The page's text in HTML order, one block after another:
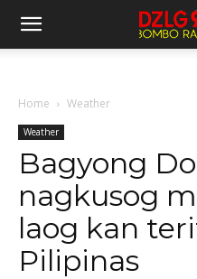
Home Weather
Weather
Bagyong
nagkusog
laog kan
Pilipinas